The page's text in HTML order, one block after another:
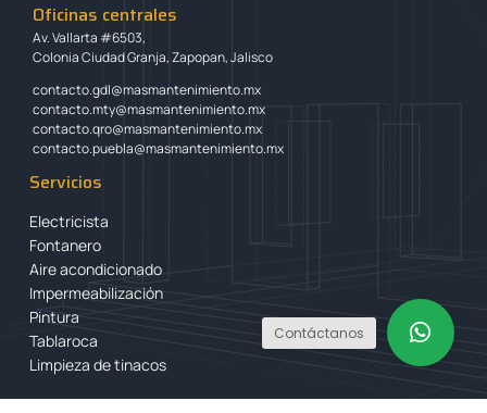
Oficinas centrales
Av. Vallarta #6503,
Colonia Ciudad Granja, Zapopan, Jalisco
contacto.gdl@masmantenimiento.mx
contacto.mty@masmantenimiento.mx
contacto.qro@masmantenimiento.mx
contacto.puebla@masmantenimiento.mx
Servicios
Electricista
Fontanero
Aire acondicionado
Impermeabilización
Pintura
Tablaroca
Limpieza de tinacos
Contáctanos